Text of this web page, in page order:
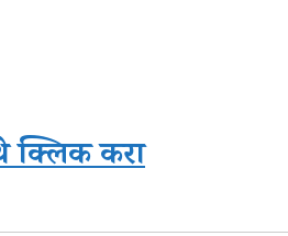
क्लिक करा